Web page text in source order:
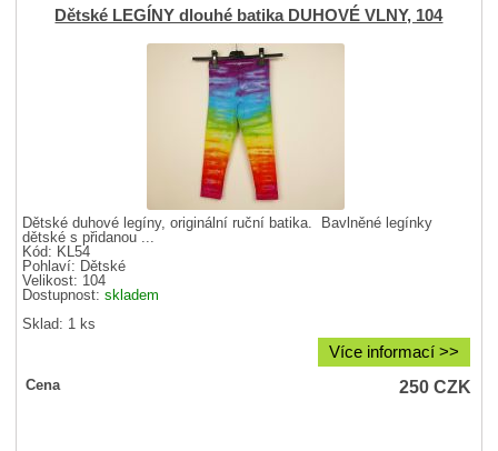
Dětské LEGÍNY dlouhé batika DUHOVÉ VLNY, 104
Dětské duhové legíny, originální ruční batika. Bavlněné legínky
dětské s přidanou ...
Kód: KL54
Pohlaví: Dětské
Velikost: 104
Dostupnost:skladem
Sklad: 1 ks
Více informací >>
Cena 250CZK